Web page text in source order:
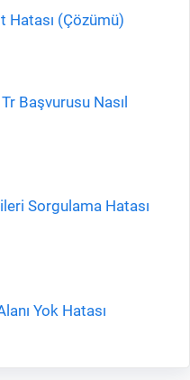
Hatası (Çözümü)
Başvurusu Nasıl
Sorgulama Hatası
Yok Hatası